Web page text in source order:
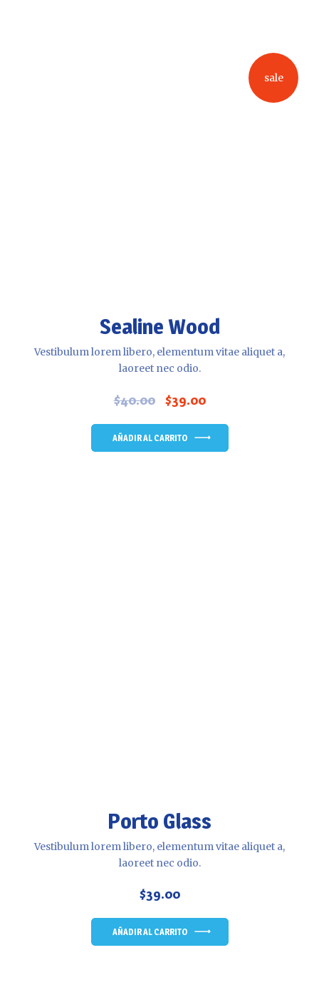
sale
Sealine Wood
Vestibulum lorem libero, elementum vitae aliquet a,
laoreet nec odio.
$40.00
El
original
$39.00El
AÑADIR AL CARRITO
Porto Glass
Vestibulum lorem libero, elementum vitae aliquet a,
laoreet nec odio.
$39.00
AÑADIR AL CARRITO